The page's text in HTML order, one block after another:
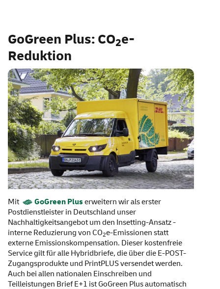
GoGreen Plus: CO2e-
Reduktion
Mit GoGreen Pluserweitern wir als erster
Postdienstleister in Deutschland unser
Nachhaltigkeitsangebot um den Insetting-Ansatz -
interne Reduzierung von CO2e-Emissionen statt
externe Emissionskompensation. Dieser kostenfreie
Servicegilt für alle Hybridbriefe, die über die E-POST-
Zugangsprodukte und PrintPLUS versendet werden.
Auch bei allen nationalen Einschreiben und
Teilleistungen Brief E+1 ist GoGreen Plus automatisch